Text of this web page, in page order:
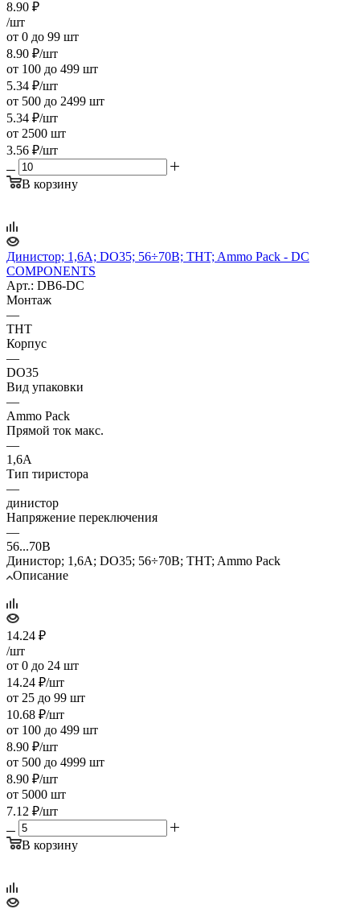
8.90 ₽
/шт
от 0 до 99 шт
8.90 ₽/шт
от 100 до 499 шт
5.34 ₽/шт
от 500 до 2499 шт
5.34 ₽/шт
от 2500 шт
3.56 ₽/шт
В корзину
Динистор; 1,6А; DO35; 56÷70В; THT; Ammo Pack - DC
COMPONENTS
Арт.: DB6-DC
Монтаж
—
THT
Корпус
—
DO35
Вид упаковки
—
Ammo Pack
Прямой ток макс.
—
1,6А
Тип тиристора
—
динистор
Напряжение переключения
—
56...70В
Динистор; 1,6А; DO35; 56÷70В; THT; Ammo Pack
Описание
14.24 ₽
/шт
от 0 до 24 шт
14.24 ₽/шт
от 25 до 99 шт
10.68 ₽/шт
от 100 до 499 шт
8.90 ₽/шт
от 500 до 4999 шт
8.90 ₽/шт
от 5000 шт
7.12 ₽/шт
В корзину